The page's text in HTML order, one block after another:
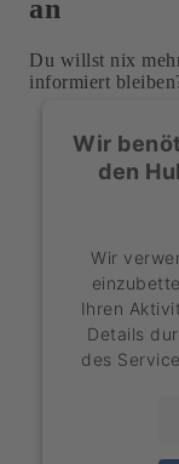
an
Du willst nix
informiert
Wir
den
Wir
Ihren
Details
des